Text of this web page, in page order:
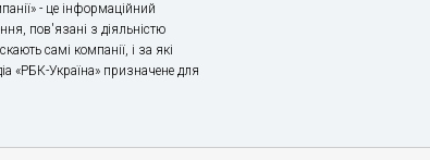
- це інформаційний
пов'язані з діяльністю
самі компанії, і за які
«РБК-Україна» призначене для